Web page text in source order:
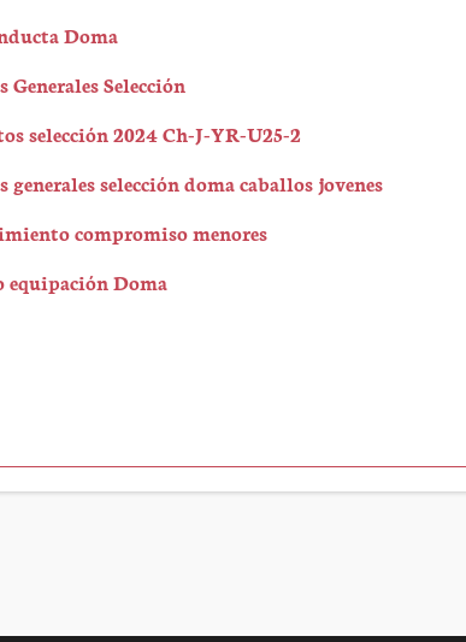
Doma
Selección
selección 2024 Ch-J-YR-U25-2
selección doma caballos jovenes
compromiso menores
equipación Doma